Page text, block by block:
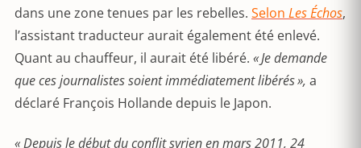
dans une zone tenues par les rebelles. Selon Les Échos,
l’assistant traducteur aurait également été enlevé.
Quant au chauffeur, il aurait été libéré. «Je demande
que ces journalistes soient immédiatement libérés», a
déclaré François Hollande depuis le Japon.
« Depuis le début du conflit syrien en mars 2011, 24